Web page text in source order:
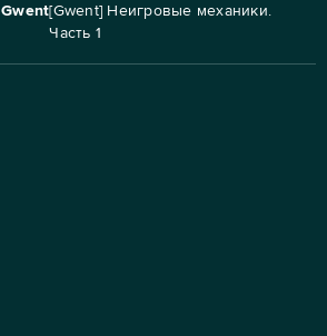
Gwent[Gwent] Неигровые механики.
Часть 1